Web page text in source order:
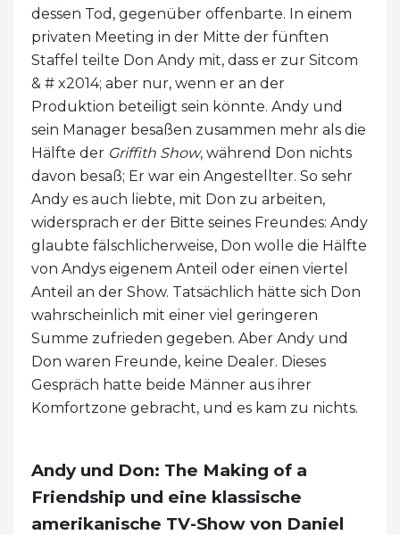
dessen Tod, gegenüber offenbarte. In einem
privaten Meeting in der Mitte der fünften
Staffel teilte Don Andy mit, dass er zur Sitcom
& # x2014; aber nur, wenn er an der
Produktion beteiligt sein könnte. Andy und
sein Manager besaßen zusammen mehr als die
Hälfte der Griffith Show, während Don nichts
davon besaß; Er war ein Angestellter. So sehr
Andy es auch liebte, mit Don zu arbeiten,
widersprach er der Bitte seines Freundes: Andy
glaubte fälschlicherweise, Don wolle die Hälfte
von Andys eigenem Anteil oder einen viertel
Anteil an der Show. Tatsächlich hätte sich Don
wahrscheinlich mit einer viel geringeren
Summe zufrieden gegeben. Aber Andy und
Don waren Freunde, keine Dealer. Dieses
Gespräch hatte beide Männer aus ihrer
Komfortzone gebracht, und es kam zu nichts.
Andy und Don: The Making of a
Friendship und eine klassische
amerikanische TV-Show von Daniel